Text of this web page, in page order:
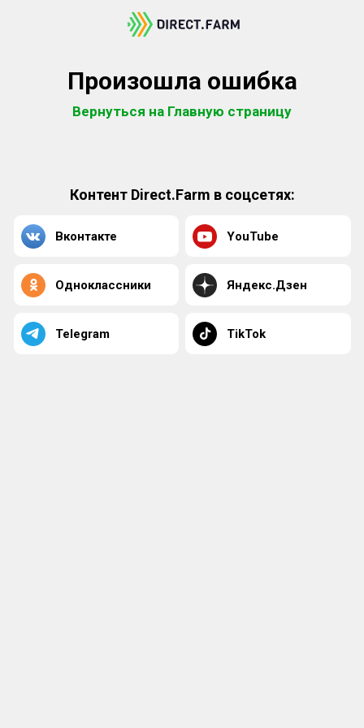
Произошла ошибка
Вернуться на Главную страницу
Контент Direct.Farm в соцсетях:
Вконтакте YouTube
Одноклассники Яндекс.Дзен
Telegram TikTok